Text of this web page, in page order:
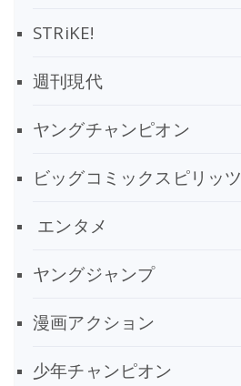
STRiKE!
週刊現代
ヤングチャンピオン
ビッグコミックスピリッツ
エンタメ
ヤングジャンプ
漫画アクション
少年チャンピオン